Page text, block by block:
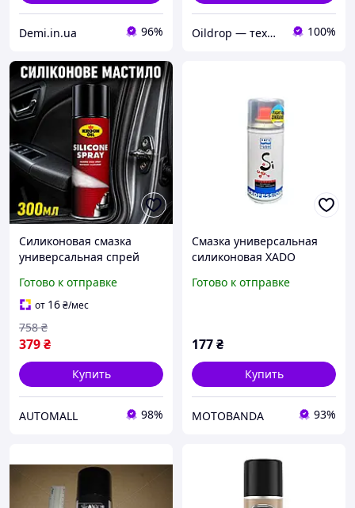
Demi.in.ua 96% Oildrop — технічна хімія для майстрів, сервісів і виробництва. 100%
Силиконовая смазка
универсальная спрей
300 мл (KL 40017)
Готово к отправке
от 16₴/мес
379₴
758 ₴
Купить
AUTOMALL 98%
Смазка универсальная
силиконовая XADO
Готово к отправке
177₴
Купить
MOTOBANDA 93%